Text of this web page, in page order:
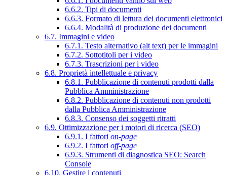
6.6.2. Tipi di documenti
6.6.3. Formato di lettura dei documenti elettronici
6.6.4. Modalità di produzione dei documenti
6.7. Immagini e video
6.7.1. Testo alternativo (alt text) per le immagini
6.7.2. Sottotitoli per i video
6.7.3. Trascrizioni per i video
6.8. Proprietà intellettuale e privacy
6.8.1. Pubblicazione di contenuti prodotti dalla
Pubblica Amministrazione
6.8.2. Pubblicazione di contenuti non prodotti
dalla Pubblica Amministrazione
6.8.3. Consenso dei soggetti ritratti
6.9. Ottimizzazione per i motori di ricerca (SEO)
6.9.1. I fattori on-page
6.9.2. I fattori off-page
6.9.3. Strumenti di diagnostica SEO: Search
Console
6.10. Gestire i contenuti